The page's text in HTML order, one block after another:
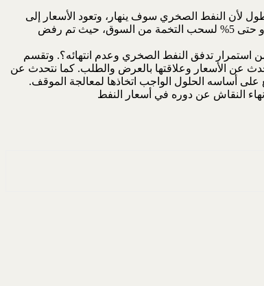
لأن النفط الصخري سوف ينهار، وتعود الأسعار إلى
سابق عهدها. والتزم العراق جانب السعودية إزاء الاقتراح الذي قدمته بعض دول أوبك (فنزويلا، وإيران، ونيجيريا، والجزائر)، لتخفيض الإنتاج بمقدار 10% أو حتى 5% لسحب التخمة من السوق، حيث تم رفض
استمرار تدفق النفط الصخري وعدم انتهائه؟. وتقسم
عن الأسعار وعلاقتها بالعرض والطلب. كما نتحدث عن
على أساسه الحلول الواجب اتخاذها لمعالجة الموقف.
النقاش عن دوره في أسعار النفط